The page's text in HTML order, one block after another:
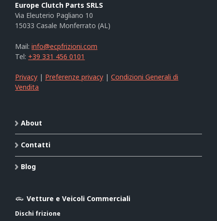
Europe Clutch Parts SRLS
Via Eleuterio Pagliano 10
15033 Casale Monferrato (AL)
Mail:info@ecpfrizioni.com
Tel: +39 331 456 0101
Privacy | Preferenze privacy |Condizioni Generali di
Vendita
About
Contatti
Blog
Vetture e Veicoli Commerciali
Dischi frizione